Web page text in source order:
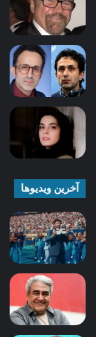
آخرین ویدیوها